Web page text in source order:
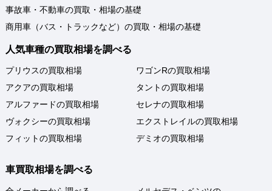
事故車・不動車の買取・相場の基礎
商用車（バス・トラックなど）の買取・相場の基礎
人気車種の買取相場を調べる
プリウスの買取相場
アクアの買取相場
アルファードの買取相場
ヴォクシーの買取相場
フィットの買取相場
ワゴンRの買取相場
タントの買取相場
セレナの買取相場
エクストレイルの買取相場
デミオの買取相場
車買取相場を調べる